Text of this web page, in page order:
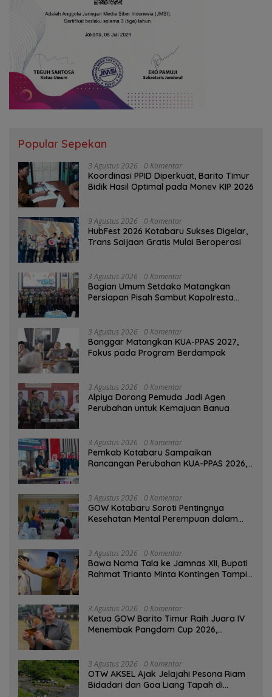
Popular Sepekan
3 Agustus 2026 0 Komentar
Koordinasi PPID Diperkuat, Barito Timur
Bidik Hasil Optimal pada Monev KIP 2026
9 Agustus 2026 0 Komentar
HubFest 2026 Kotabaru Sukses Digelar,
Trans Saijaan Gratis Mulai Beroperasi
3 Agustus 2026 0 Komentar
Bagian Umum Setdako Matangkan
Persiapan Pisah Sambut Kapolresta
3 Agustus 2026 0 Komentar
‎Banggar Matangkan KUA-PPAS 2027,
Fokus pada Program Berdampak
3 Agustus 2026 0 Komentar
‎Alpiya Dorong Pemuda Jadi Agen
Perubahan untuk Kemajuan Banua ‎
3 Agustus 2026 0 Komentar
Pemkab Kotabaru Sampaikan
Rancangan Perubahan KUA-PPAS 2026,
3 Agustus 2026 0 Komentar
GOW Kotabaru Soroti Pentingnya
Kesehatan Mental Perempuan dalam
3 Agustus 2026 0 Komentar
Bawa Nama Tala ke Jamnas XII, Bupati
Rahmat Trianto Minta Kontingen Tampil
3 Agustus 2026 0 Komentar
Ketua GOW Barito Timur Raih Juara IV
Menembak Pangdam Cup 2026,
3 Agustus 2026 0 Komentar
OTW AKSEL Ajak Jelajahi Pesona Riam
Bidadari dan Goa Liang Tapah di